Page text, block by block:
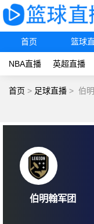
首页 篮球
NBA直播 英超直播
首页 > 足球直播 > 伯